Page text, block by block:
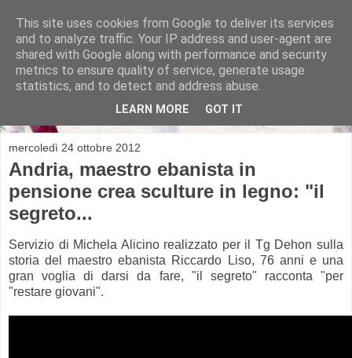
Michela Alicino
mercoledì 24 ottobre 2012
Andria, maestro ebanista in
pensione crea sculture in legno: "il
segreto...
Servizio di Michela Alicino realizzato per il Tg Dehon sulla
storia del maestro ebanista Riccardo Liso, 76 anni e una
gran voglia di darsi da fare, "il segreto" racconta "per
"restare giovani".
This site uses cookies from Google to deliver its services
and to analyze traffic. Your IP address and user-agent are
shared with Google along with performance and security
metrics to ensure quality of service, generate usage
statistics, and to detect and address abuse.
LEARN MORE GOT IT